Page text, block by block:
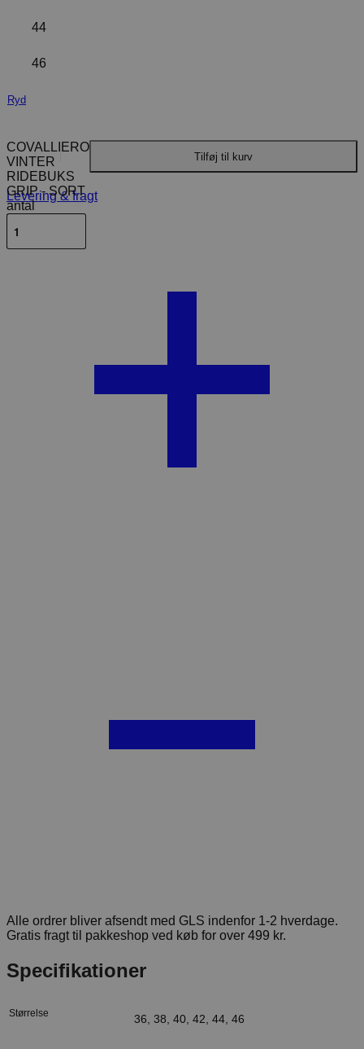
44
46
Ryd
COVALLIERO
VINTER
RIDEBUKS
GRIP - SORT
antal
Tilføj til kurv
Levering & fragt
Alle ordrer bliver afsendt med GLS indenfor 1-2 hverdage.
Gratis fragt til pakkeshop ved køb for over 499 kr.
Specifikationer
Størrelse 36, 38, 40, 42, 44, 46